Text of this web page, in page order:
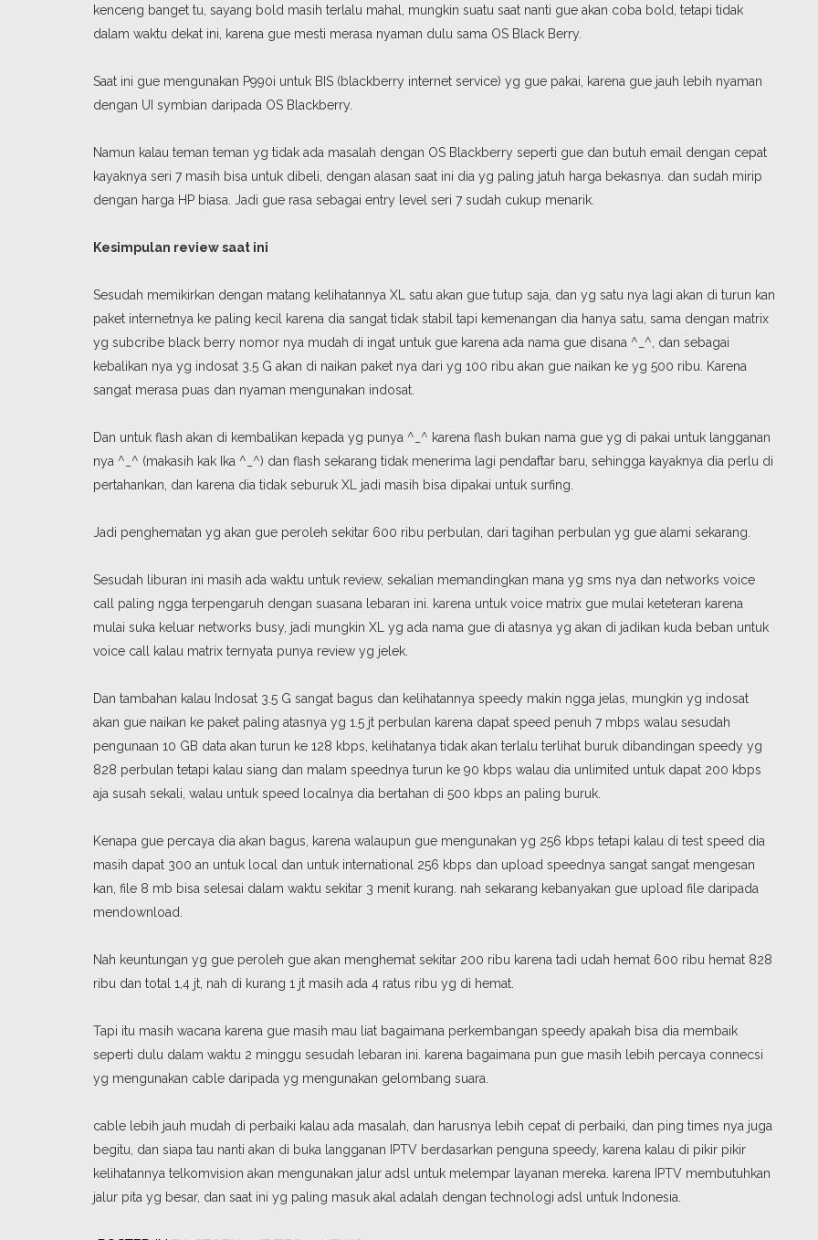
kenceng banget tu, sayang bold masih terlalu mahal, mungkin suatu saat nanti gue akan coba bold, tetapi tidak
dalam waktu dekat ini, karena gue mesti merasa nyaman dulu sama OS Black Berry.
Saat ini gue mengunakan P990i untuk BIS (blackberry internet service) yg gue pakai, karena gue jauh lebih nyaman
dengan UI symbian daripada OS Blackberry.
Namun kalau teman teman yg tidak ada masalah dengan OS Blackberry seperti gue dan butuh email dengan cepat
kayaknya seri 7 masih bisa untuk dibeli, dengan alasan saat ini dia yg paling jatuh harga bekasnya. dan sudah mirip
dengan harga HP biasa. Jadi gue rasa sebagai entry level seri 7 sudah cukup menarik.
Kesimpulan review saat ini
Sesudah memikirkan dengan matang kelihatannya XL satu akan gue tutup saja, dan yg satu nya lagi akan di turun kan
paket internetnya ke paling kecil karena dia sangat tidak stabil tapi kemenangan dia hanya satu, sama dengan matrix
yg subcribe black berry nomor nya mudah di ingat untuk gue karena ada nama gue disana ^_^, dan sebagai
kebalikan nya yg indosat 3.5 G akan di naikan paket nya dari yg 100 ribu akan gue naikan ke yg 500 ribu. Karena
sangat merasa puas dan nyaman mengunakan indosat.
Dan untuk flash akan di kembalikan kepada yg punya ^_^ karena flash bukan nama gue yg di pakai untuk langganan
nya ^_^ (makasih kak Ika ^_^) dan flash sekarang tidak menerima lagi pendaftar baru, sehingga kayaknya dia perlu di
pertahankan, dan karena dia tidak seburuk XL jadi masih bisa dipakai untuk surfing.
Jadi penghematan yg akan gue peroleh sekitar 600 ribu perbulan, dari tagihan perbulan yg gue alami sekarang.
Sesudah liburan ini masih ada waktu untuk review, sekalian memandingkan mana yg sms nya dan networks voice
call paling ngga terpengaruh dengan suasana lebaran ini. karena untuk voice matrix gue mulai keteteran karena
mulai suka keluar networks busy, jadi mungkin XL yg ada nama gue di atasnya yg akan di jadikan kuda beban untuk
voice call kalau matrix ternyata punya review yg jelek.
Dan tambahan kalau Indosat 3.5 G sangat bagus dan kelihatannya speedy makin ngga jelas, mungkin yg indosat
akan gue naikan ke paket paling atasnya yg 1.5 jt perbulan karena dapat speed penuh 7 mbps walau sesudah
pengunaan 10 GB data akan turun ke 128 kbps, kelihatanya tidak akan terlalu terlihat buruk dibandingan speedy yg
828 perbulan tetapi kalau siang dan malam speednya turun ke 90 kbps walau dia unlimited untuk dapat 200 kbps
aja susah sekali, walau untuk speed localnya dia bertahan di 500 kbps an paling buruk.
Kenapa gue percaya dia akan bagus, karena walaupun gue mengunakan yg 256 kbps tetapi kalau di test speed dia
masih dapat 300 an untuk local dan untuk international 256 kbps dan upload speednya sangat sangat mengesan
kan, file 8 mb bisa selesai dalam waktu sekitar 3 menit kurang. nah sekarang kebanyakan gue upload file daripada
mendownload.
Nah keuntungan yg gue peroleh gue akan menghemat sekitar 200 ribu karena tadi udah hemat 600 ribu hemat 828
ribu dan total 1,4 jt, nah di kurang 1 jt masih ada 4 ratus ribu yg di hemat.
Tapi itu masih wacana karena gue masih mau liat bagaimana perkembangan speedy apakah bisa dia membaik
seperti dulu dalam waktu 2 minggu sesudah lebaran ini. karena bagaimana pun gue masih lebih percaya connecsi
yg mengunakan cable daripada yg mengunakan gelombang suara.
cable lebih jauh mudah di perbaiki kalau ada masalah, dan harusnya lebih cepat di perbaiki, dan ping times nya juga
begitu, dan siapa tau nanti akan di buka langganan IPTV berdasarkan penguna speedy, karena kalau di pikir pikir
kelihatannya telkomvision akan mengunakan jalur adsl untuk melempar layanan mereka. karena IPTV membutuhkan
jalur pita yg besar, dan saat ini yg paling masuk akal adalah dengan technologi adsl untuk Indonesia.